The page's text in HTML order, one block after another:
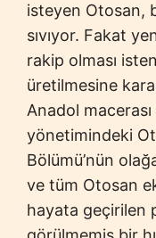
isteyen Otosan,
sıvıyor. Fakat
rakip olması
üretilmesine
Anadol
yönetimindeki
Bölümü’nün
ve tüm Otosan
hayata geçirilen